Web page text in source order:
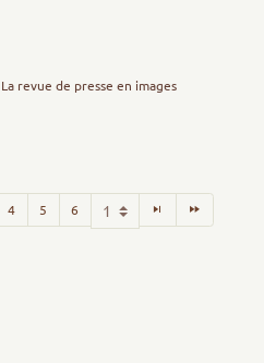
revue de presse en images
4 5 6